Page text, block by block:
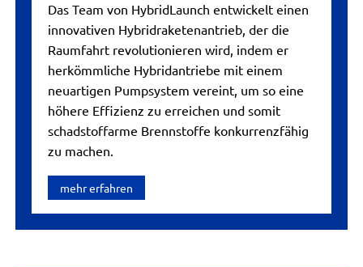
Das Team von HybridLaunch entwickelt einen
innovativen Hybridraketenantrieb, der die
Raumfahrt revolutionieren wird, indem er
herkömmliche Hybridantriebe mit einem
neuartigen Pumpsystem vereint, um so eine
höhere Effizienz zu erreichen und somit
schadstoffarme Brennstoffe konkurrenzfähig
zu machen.
mehr erfahren